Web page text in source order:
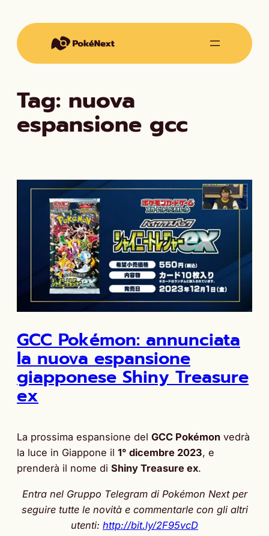
contenuto
Tag: nuova
espansione gcc
GCC Pokémon: annunciata
la nuova espansione
giapponese Shiny Treasure
ex
La prossima espansione del GCC Pokémon vedrà
la luce in Giappone il 1° dicembre 2023, e
prenderà il nome di Shiny Treasure ex.
Entra nel Gruppo Telegram di Pokémon Next per
seguire tutte le novità e commentarle con gli altri
utenti: http://bit.ly/2F95vcD